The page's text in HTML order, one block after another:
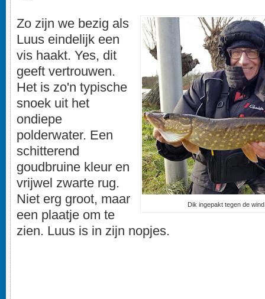
Dik ingepakt tegen de
Zo zijn we bezig als
Luus eindelijk een
vis haakt. Yes, dit
geeft vertrouwen.
Het is zo'n typische
snoek uit het
ondiepe
polderwater. Een
schitterend
goudbruine kleur en
vrijwel zwarte rug.
Niet erg groot, maar
een plaatje om te
zien. Luus is in zijn nopjes.